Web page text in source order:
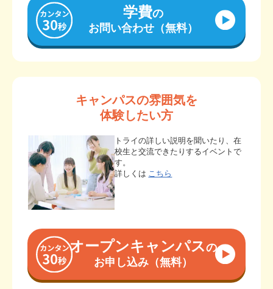
学費の
お問い合わせ（無料）
キャンパスの雰囲気を
体験したい方
トライの詳しい説明を聞いたり、在
校生と交流できたりするイベントで
す。
詳しくは こちら
オープンキャンパスの
お申し込み（無料）